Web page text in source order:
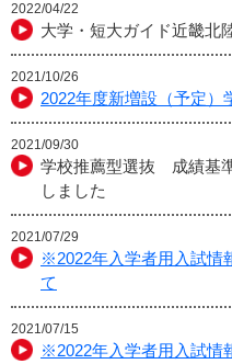
2022/04/22
大学・短大ガイド近畿北
2021/10/26
2022年度新増設（予定）
2021/09/30
学校推薦型選抜 成績基
しました
2021/07/29
※2022年入学者用入試情
て
2021/07/15
※2022年入学者用入試情